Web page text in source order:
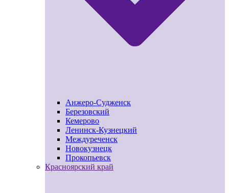
Анжеро-Судженск
Березовский
Кемерово
Ленинск-Кузнецкий
Междуреченск
Новокузнецк
Прокопьевск
Красноярский край